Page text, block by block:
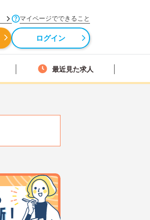
マイページでできること
ログイン
最近見た求人